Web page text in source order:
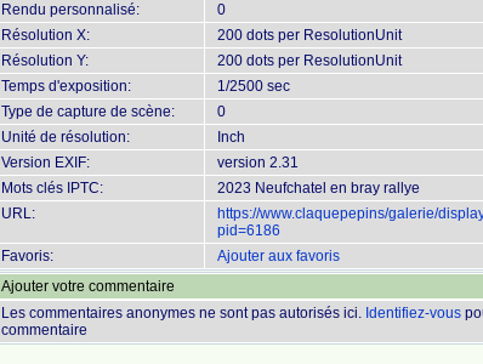
Rendu personnalisé:
0
Résolution X:
200 dots per ResolutionUnit
Résolution Y:
200 dots per ResolutionUnit
Temps d'exposition:
1/2500 sec
Type de capture de scène:
0
Unité de résolution:
Inch
Version EXIF:
version 2.31
Mots clés IPTC:
2023 Neufchatel en bray rallye
URL:
https://www.claquepepins/galerie/
pid=6186
Favoris:
Ajouter aux favoris
Ajouter votre commentaire
Les commentaires anonymes ne sont pas autorisés ici. Identifiez-vous
commentaire